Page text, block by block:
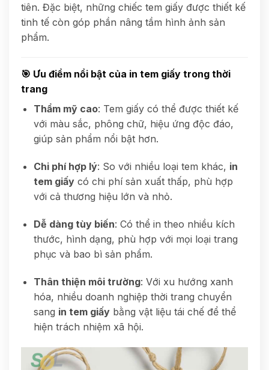
tiên. Đặc biệt, những chiếc tem giấy được thiết kế
tinh tế còn góp phần nâng tầm hình ảnh sản
phẩm.
🎯 Ưu điểm nổi bật của in tem giấy trong thời
trang
Thẩm mỹ cao: Tem giấy có thể được thiết kế
với màu sắc, phông chữ, hiệu ứng độc đáo,
giúp sản phẩm nổi bật hơn.
Chi phí hợp lý: So với nhiều loại tem khác, in
tem giấycó chi phí sản xuất thấp, phù hợp
với cả thương hiệu lớn và nhỏ.
Dễ dàng tùy biến: Có thể in theo nhiều kích
thước, hình dạng, phù hợp với mọi loại trang
phục và bao bì sản phẩm.
Thân thiện môi trường: Với xu hướng xanh
hóa, nhiều doanh nghiệp thời trang chuyển
sang in tem giấybằng vật liệu tái chế để thể
hiện trách nhiệm xã hội.